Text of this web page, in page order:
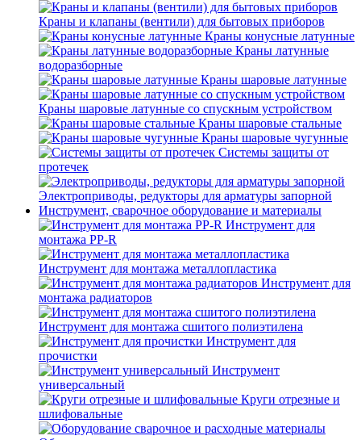
Краны и клапаны (вентили) для бытовых приборов
Краны конусные латунные
Краны латунные
водоразборные
Краны шаровые латунные
Краны шаровые латунные со спускным устройством
Краны шаровые стальные
Краны шаровые чугунные
Системы защиты от
протечек
Электроприводы, редукторы для арматуры запорной
Инструмент, сварочное оборудование и материалы
Инструмент для
монтажа PP-R
Инструмент для монтажа металлопластика
Инструмент для
монтажа радиаторов
Инструмент для монтажа сшитого полиэтилена
Инструмент для
прочистки
Инструмент
универсальный
Круги отрезные и
шлифовальные